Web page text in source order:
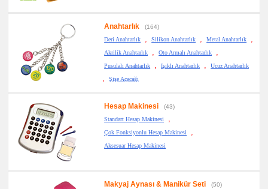
Anahtarlık
(164)
Deri Anahtarlık
, Silikon Anahtarlık , Metal Anahtarlık ,
Akrilik Anahtarlık , Oto Armalı Anahtarlık ,
Pusulalı Anahtarlık , Işıklı Anahtarlık , Ucuz Anahtarlık
, Şişe Açacağı
Hesap Makinesi
(43)
Standart Hesap Makinesi
,
Çok Fonksiyonlu Hesap Makinesi ,
Aksesuar Hesap Makinesi
Makyaj Aynası & Manikür Seti
(50)
Manikür
Seti
promosyon
Şerit
Metre
promosyon
Çakı
&
El
Feneri
promosyon
Çakmak